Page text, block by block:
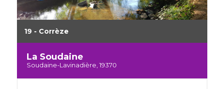
19 - Corrèze
La Soudaine
Soudaine-Lavinadière, 19370